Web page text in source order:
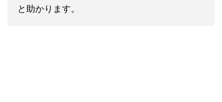
と助かります。